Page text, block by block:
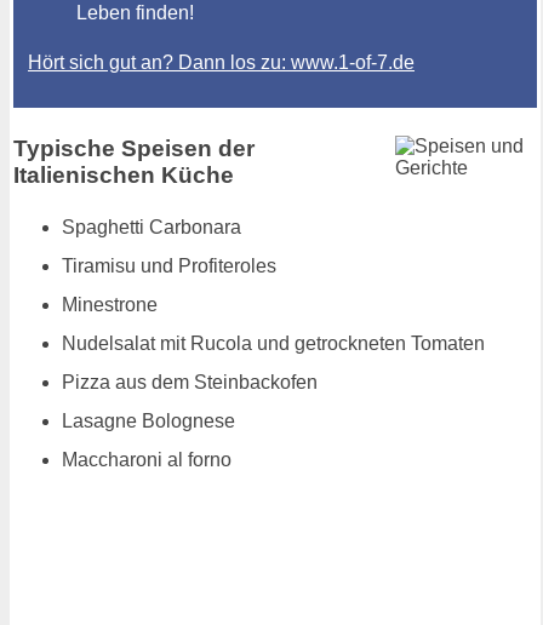
Leben finden!
Hört sich gut an? Dann los zu: www.1-of-7.de
Typische Speisen der
Italienischen Küche
Spaghetti Carbonara
Tiramisu und Profiteroles
Minestrone
Nudelsalat mit Rucola und getrockneten Tomaten
Pizza aus dem Steinbackofen
Lasagne Bolognese
Maccharoni al forno